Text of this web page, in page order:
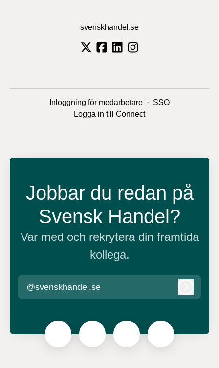
svenskhandel.se
Inloggning för medarbetare · SSO
Logga in till Connect
Jobbar du redan på
Svensk Handel?
Var med och rekrytera din framtida
kollega.
@svenskhandel.se